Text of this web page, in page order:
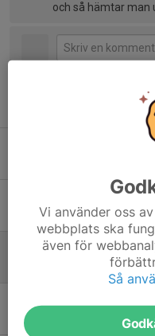
och så hämtar man
Uppstart 13/8
MTB-Vättern
4 jun, 15:22 0
Cykla MTB-
17 maj, 09:41 3
14 maj, 17:11 0
Vi använder oss
webbplats ska
även för
Så